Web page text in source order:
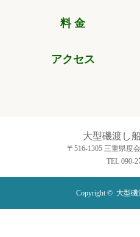
料 金
アクセス
大型磯渡し
〒516-1305 三重県度
TEL 090-
Copyright © 大型